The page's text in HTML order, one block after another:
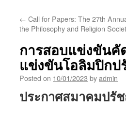
← Call for Papers: The 27th
the Philosophy and Religion
การสอบแข่งขันคั
แข่งขันโอลิมปิกป
Posted on 10/01/2023 byadmin
ประกาศสมาคมปรั